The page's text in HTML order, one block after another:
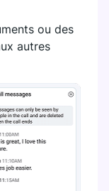
ou des
autres